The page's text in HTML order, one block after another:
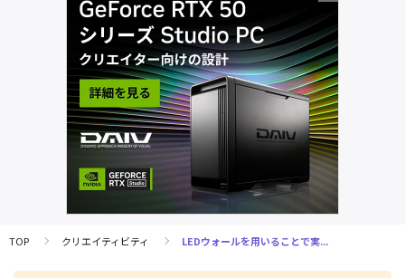
TOP クリエイティビティ LEDウォールを用いることで実...